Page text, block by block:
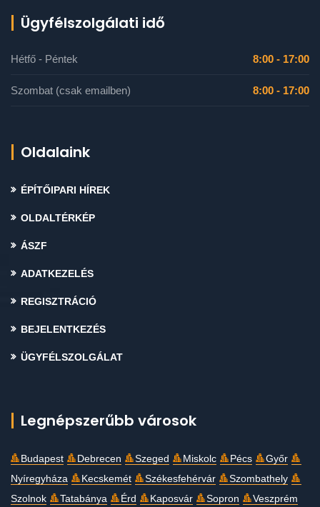
Ügyfélszolgálati idő
Hétfő - Péntek 8:00 - 17:00
Szombat (csak emailben) 8:00 - 17:00
Oldalaink
ÉPÍTŐIPARI HÍREK
OLDALTÉRKÉP
ÁSZF
ADATKEZELÉS
REGISZTRÁCIÓ
BEJELENTKEZÉS
ÜGYFÉLSZOLGÁLAT
Legnépszerűbb városok
Budapest Debrecen Szeged Miskolc Pécs
Győr
Nyíregyháza
Kecskemét Székesfehérvár
Szombathely
Szolnok
Tatabánya Érd Kaposvár Sopron
Veszprém